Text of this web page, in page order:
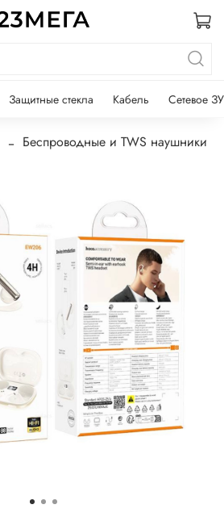
Защитные стекла Кабель Сетевое ЗУ
Беспроводные и TWS наушники